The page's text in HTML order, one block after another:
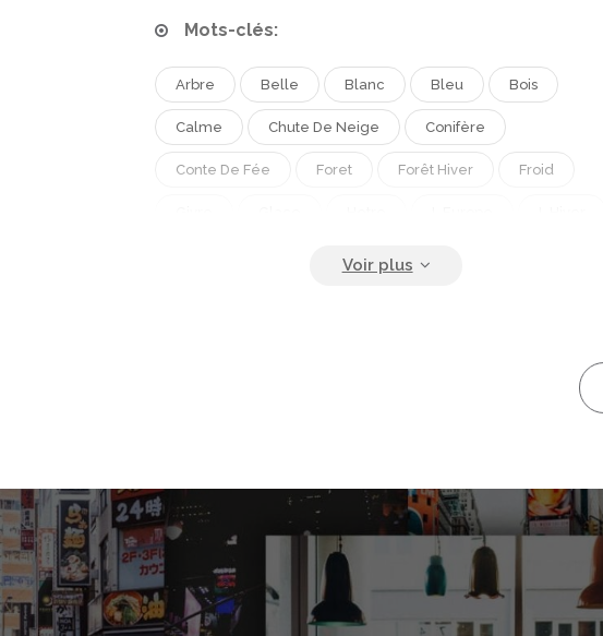
Mots-clés:
Arbre Belle Blanc Bleu Bois
Calme Chute De Neige Conifère
Conte De Fée Foret Forêt Hiver Froid